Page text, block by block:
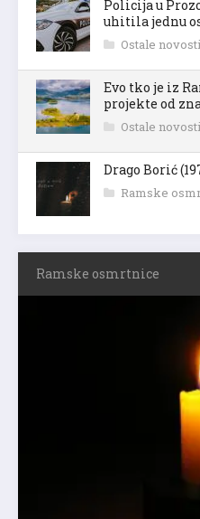
Policija u
uhitila jednu
Ostale novosti
Evo tko je iz
projekte od
Ostale novosti
Drago Borić
Ramske
Ramske osmrtnice